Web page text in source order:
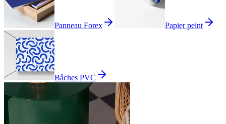
Panneau Forex Papier peint
Bâches PVC